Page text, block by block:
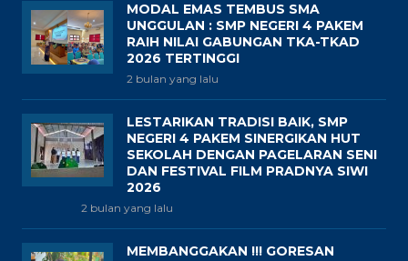
MODAL EMAS TEMBUS SMA
UNGGULAN : SMP NEGERI 4 PAKEM
RAIH NILAI GABUNGAN TKA-TKAD
2026 TERTINGGI
2 bulan yang lalu
LESTARIKAN TRADISI BAIK, SMP
NEGERI 4 PAKEM SINERGIKAN HUT
SEKOLAH DENGAN PAGELARAN SENI
DAN FESTIVAL FILM PRADNYA SIWI
2026
2 bulan yang lalu
MEMBANGGAKAN !!! GORESAN